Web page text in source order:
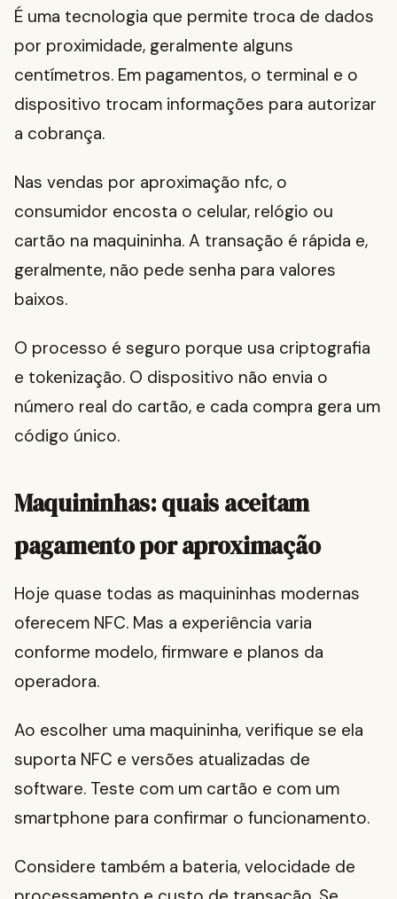
É uma tecnologia que permite troca de dados
por proximidade, geralmente alguns
centímetros. Em pagamentos, o terminal e o
dispositivo trocam informações para autorizar
a cobrança.
Nas vendas por aproximação nfc, o
consumidor encosta o celular, relógio ou
cartão na maquininha. A transação é rápida e,
geralmente, não pede senha para valores
baixos.
O processo é seguro porque usa criptografia
e tokenização. O dispositivo não envia o
número real do cartão, e cada compra gera um
código único.
Maquininhas: quais aceitam
pagamento por aproximação
Hoje quase todas as maquininhas modernas
oferecem NFC. Mas a experiência varia
conforme modelo, firmware e planos da
operadora.
Ao escolher uma maquininha, verifique se ela
suporta NFC e versões atualizadas de
software. Teste com um cartão e com um
smartphone para confirmar o funcionamento.
Considere também a bateria, velocidade de